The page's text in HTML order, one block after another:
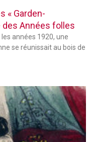
« Garden-
des Années folles
années 1920, une
se réunissait au bois de